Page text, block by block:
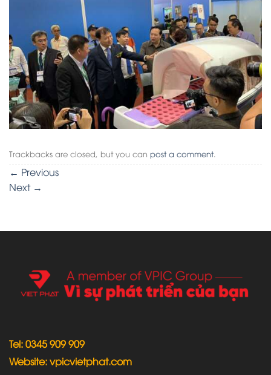
Trackbacks are closed, but you can post a comment.
← Previous
Next →
Tel: 0345 909 909
Website: vpicvietphat.com